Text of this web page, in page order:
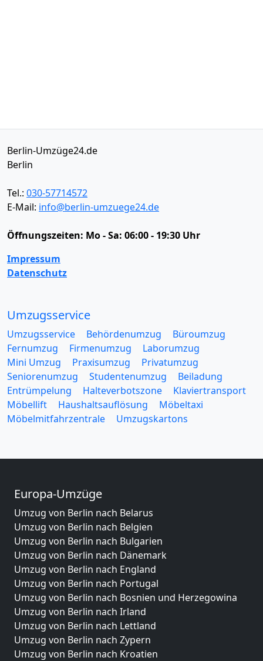
Berlin-Umzüge24.de
Berlin
Tel.: 030-57714572
E-Mail: info@berlin-umzuege24.de
Öffnungszeiten: Mo - Sa: 06:00 - 19:30 Uhr
Impressum
Datenschutz
Umzugsservice
Umzugsservice Behördenumzug
Büroumzug
Fernumzug
Firmenumzug
Laborumzug
Mini Umzug
Praxisumzug
Privatumzug
Seniorenumzug
Studentenumzug
Beiladung
Entrümpelung
Halteverbotszone
Klaviertransport
Möbellift
Haushaltsauflösung
Möbeltaxi
Möbelmitfahrzentrale
Umzugskartons
Europa-Umzüge
Umzug von Berlin nach Belarus
Umzug von Berlin nach Belgien
Umzug von Berlin nach Bulgarien
Umzug von Berlin nach Dänemark
Umzug von Berlin nach England
Umzug von Berlin nach Portugal
Umzug von Berlin nach Bosnien und Herzegowina
Umzug von Berlin nach Irland
Umzug von Berlin nach Lettland
Umzug von Berlin nach Zypern
Umzug von Berlin nach Kroatien